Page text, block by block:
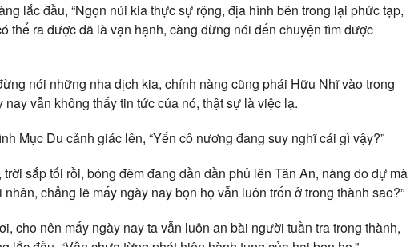
lắc đầu, “Ngọn núi kia thực sự rộng, địa hình bên trong lại phức tạp,
thể ra được đã là vạn hạnh, càng đừng nói đến chuyện tìm được
nói những nha dịch kia, chính nàng cũng phái Hữu Nhĩ vào trong
vẫn không thấy tin tức của nó, thật sự là việc lạ.
Mục Du cảnh giác lên, “Yến cô nương đang suy nghĩ cái gì vậy?”
sắp tối rồi, bóng đêm đang dần dần phủ lên Tân An, nàng do dự mà
chẳng lẽ mấy ngày nay bọn họ vẫn luôn trốn ở trong thành sao?”
cho nên mấy ngày nay ta vẫn luôn an bài người tuần tra trong thành,